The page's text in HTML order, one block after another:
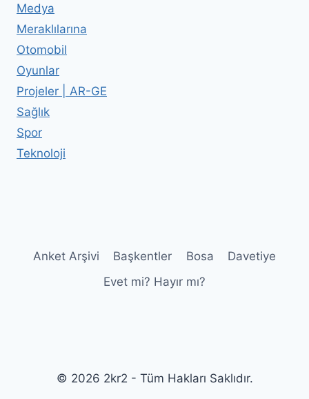
Medya
Meraklılarına
Otomobil
Oyunlar
Projeler | AR-GE
Sağlık
Spor
Teknoloji
Anket Arşivi Başkentler Bosa
Davetiye
Evet mi? Hayır mı?
© 2026 2kr2 - Tüm Hakları Saklıdır.